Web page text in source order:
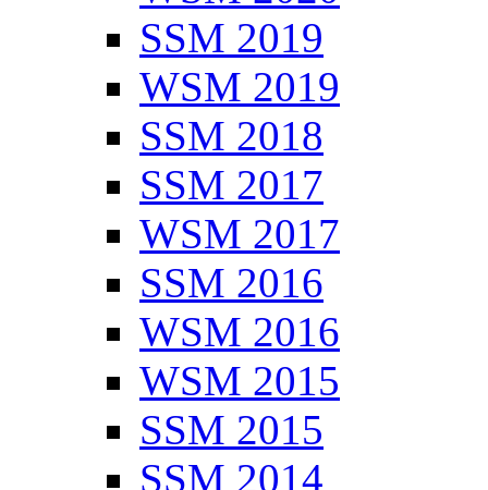
SSM 2019
WSM 2019
SSM 2018
SSM 2017
WSM 2017
SSM 2016
WSM 2016
WSM 2015
SSM 2015
SSM 2014